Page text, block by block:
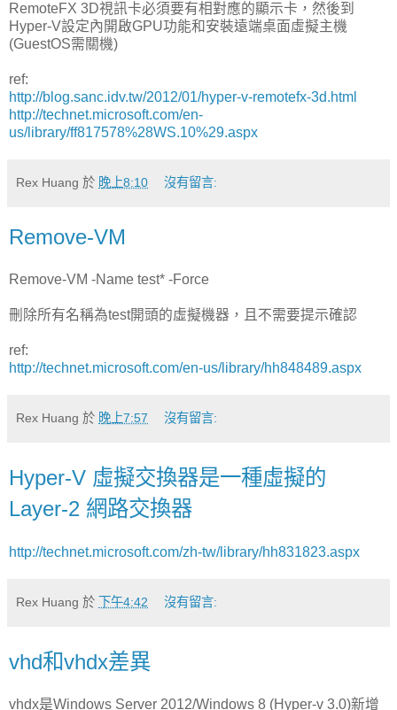
RemoteFX 3D視訊卡必須要有相對應的顯示卡，然後到
Hyper-V設定內開啟GPU功能和安裝遠端桌面虛擬主機
(GuestOS需關機)
ref:
http://blog.sanc.idv.tw/2012/01/hyper-v-remotefx-3d.html
http://technet.microsoft.com/en-
us/library/ff817578%28WS.10%29.aspx
Rex Huang 於 晚上8:10 沒有留言:
Remove-VM
Remove-VM -Name test* -Force
刪除所有名稱為test開頭的虛擬機器，且不需要提示確認
ref:
http://technet.microsoft.com/en-us/library/hh848489.aspx
Rex Huang 於 晚上7:57 沒有留言:
Hyper-V 虛擬交換器是一種虛擬的
Layer-2 網路交換器
http://technet.microsoft.com/zh-tw/library/hh831823.aspx
Rex Huang 於 下午4:42 沒有留言:
vhd和vhdx差異
vhdx是Windows Server 2012/Windows 8 (Hyper-v 3.0)新增